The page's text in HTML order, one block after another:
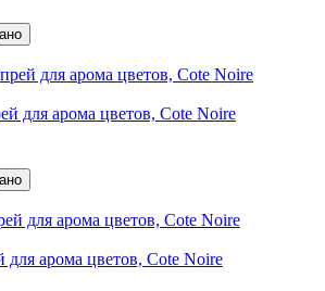
для арома цветов, Cote Noire
арома цветов, Cote Noire